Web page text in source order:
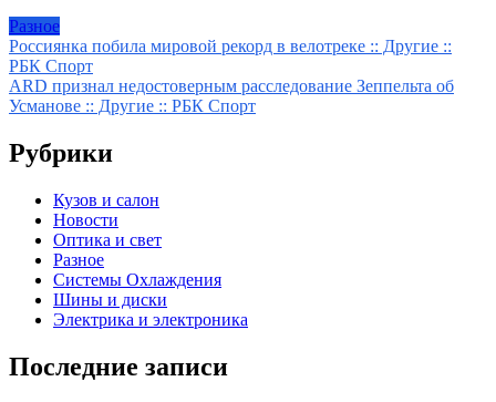
Разное
Навигация
по
записям
Россиянка побила мировой рекорд в велотреке :: Другие ::
РБК Спорт
ARD признал недостоверным расследование Зеппельта об
Усманове :: Другие :: РБК Спорт
Рубрики
Кузов и салон
Новости
Оптика и свет
Разное
Системы Охлаждения
Шины и диски
Электрика и электроника
Последние записи